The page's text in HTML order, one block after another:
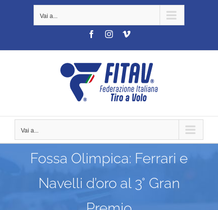
Vai a...
FacebookInstagramVimeo
Vai a...
Fossa Olimpica: Ferrari e
Navelli d’oro al 3° Gran